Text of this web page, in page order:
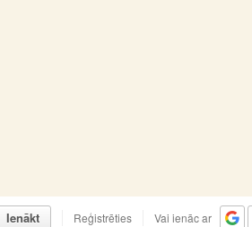
Ienākt Reģistrēties Vai ienāc ar